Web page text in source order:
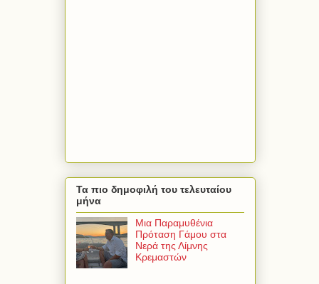
Τα πιο δημοφιλή του τελευταίου
μήνα
Μια Παραμυθένια
Πρόταση Γάμου στα
Νερά της Λίμνης
Κρεμαστών